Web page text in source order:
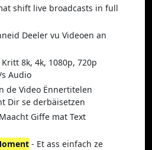
shift live broadcasts in full
Deeler vu Videoen an
8k, 4k, 1080p, 720p
Audio
de Video Ënnertitelen
Dir se derbäisetzen
Giffe mat Text
- Et ass einfach ze